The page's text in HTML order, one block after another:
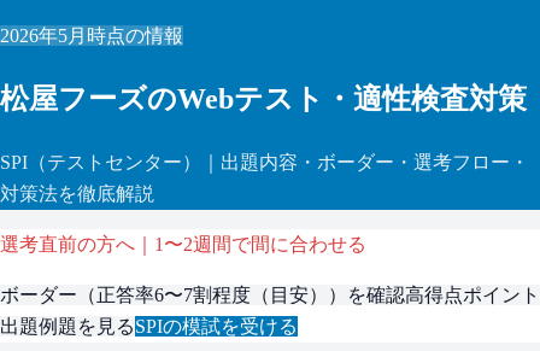
2026年5月 時点の情報
松屋フーズのWebテスト・適性検査対策
SPI （テストセンター）
｜出題内容・ボーダー・選考フロー・
対策法を徹底解説
選考直前の方へ｜1〜2週間で間に合わせる
ボーダー（正答率6〜7割程度（目安） ）を確認高得点ポイント
出題例題を見るSPIの模試を受ける